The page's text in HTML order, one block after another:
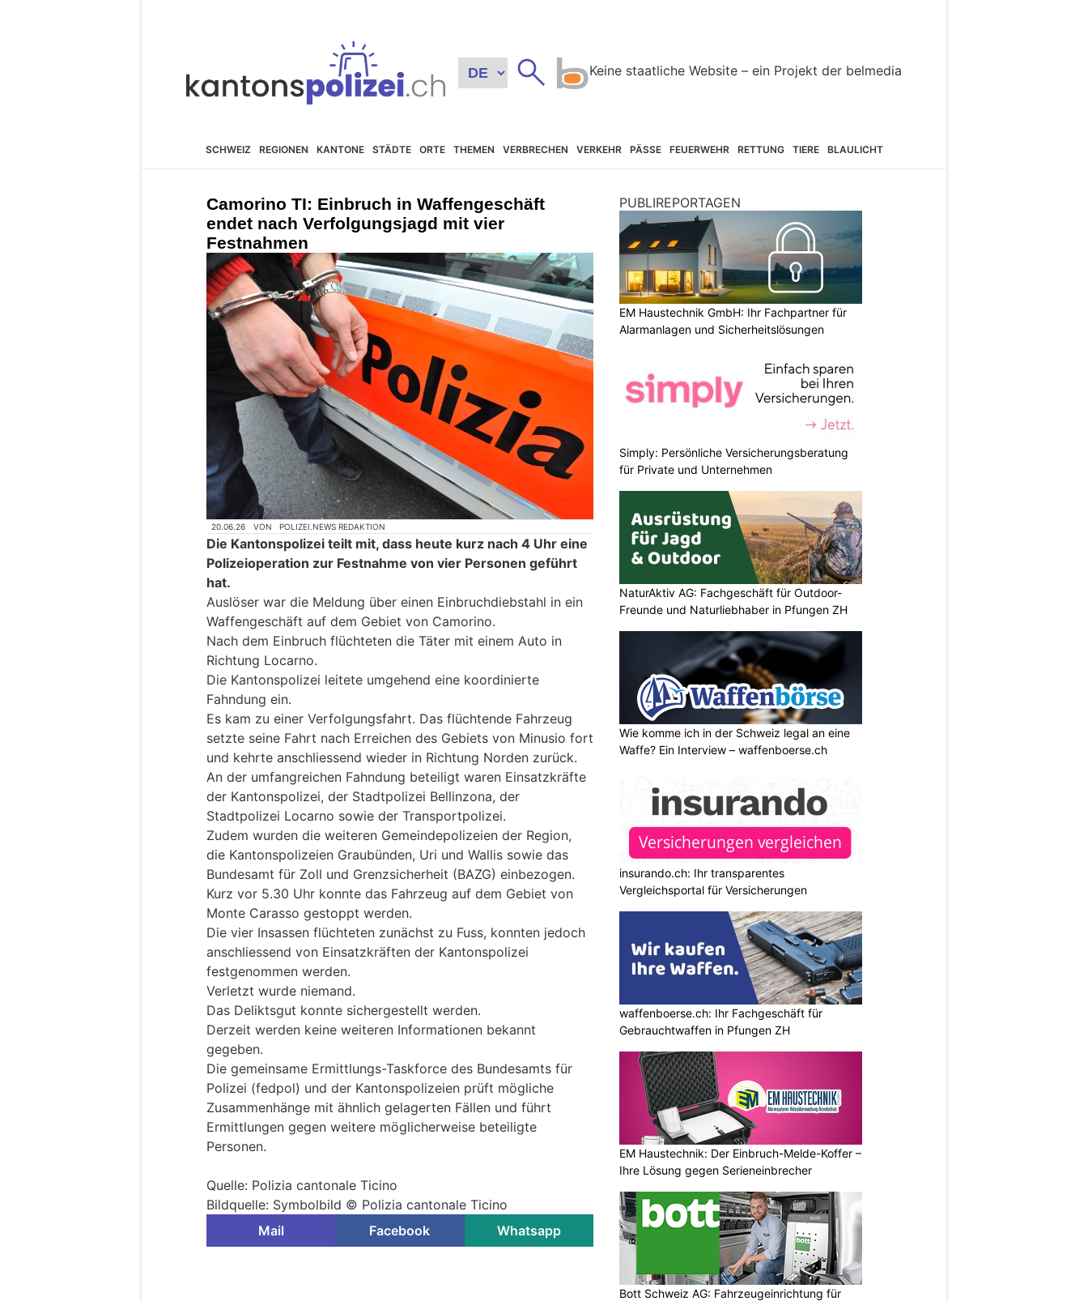
SCHWEIZ REGIONEN KANTONE STÄDTE ORTE THEMEN VERBRECHEN VERKEHR PÄSSE FEUERWEHR RETTUNG TIERE BLAULICHT
Camorino TI: Einbruch in Waffengeschäft
endet nach Verfolgungsjagd mit vier
Festnahmen
20.06.26 VON POLIZEI.NEWS REDAKTION
Die Kantonspolizei teilt mit, dass heute kurz nach 4 Uhr eine
Polizeioperation zur Festnahme von vier Personen geführt
hat.
Auslöser war die Meldung über einen Einbruchdiebstahl in ein
Waffengeschäft auf dem Gebiet von Camorino.
Nach dem Einbruch flüchteten die Täter mit einem Auto in
Richtung Locarno.
Die Kantonspolizei leitete umgehend eine koordinierte
Fahndung ein.
Es kam zu einer Verfolgungsfahrt. Das flüchtende Fahrzeug
setzte seine Fahrt nach Erreichen des Gebiets von Minusio fort
und kehrte anschliessend wieder in Richtung Norden zurück.
An der umfangreichen Fahndung beteiligt waren Einsatzkräfte
der Kantonspolizei, der Stadtpolizei Bellinzona, der
Stadtpolizei Locarno sowie der Transportpolizei.
Zudem wurden die weiteren Gemeindepolizeien der Region,
die Kantonspolizeien Graubünden, Uri und Wallis sowie das
Bundesamt für Zoll und Grenzsicherheit (BAZG) einbezogen.
Kurz vor 5.30 Uhr konnte das Fahrzeug auf dem Gebiet von
Monte Carasso gestoppt werden.
Die vier Insassen flüchteten zunächst zu Fuss, konnten jedoch
anschliessend von Einsatzkräften der Kantonspolizei
festgenommen werden.
Verletzt wurde niemand.
Das Deliktsgut konnte sichergestellt werden.
Derzeit werden keine weiteren Informationen bekannt
gegeben.
Die gemeinsame Ermittlungs-Taskforce des Bundesamts für
Polizei (fedpol) und der Kantonspolizeien prüft mögliche
Zusammenhänge mit ähnlich gelagerten Fällen und führt
Ermittlungen gegen weitere möglicherweise beteiligte
Personen.
Quelle: Polizia cantonale Ticino
Bildquelle: Symbolbild © Polizia cantonale Ticino
Mail
Facebook Whatsapp
PUBLIREPORTAGEN
EM Haustechnik GmbH: Ihr Fachpartner für
Alarmanlagen und Sicherheitslösungen
Simply: Persönliche Versicherungsberatung
für Private und Unternehmen
NaturAktiv AG: Fachgeschäft für Outdoor-
Freunde und Naturliebhaber in Pfungen ZH
Wie komme ich in der Schweiz legal an eine
Waffe? Ein Interview – waffenboerse.ch
insurando.ch: Ihr transparentes
Vergleichsportal für Versicherungen
waffenboerse.ch: Ihr Fachgeschäft für
Gebrauchtwaffen in Pfungen ZH
EM Haustechnik: Der Einbruch-Melde-Koffer –
Ihre Lösung gegen Serieneinbrecher
Bott Schweiz AG: Fahrzeugeinrichtung für